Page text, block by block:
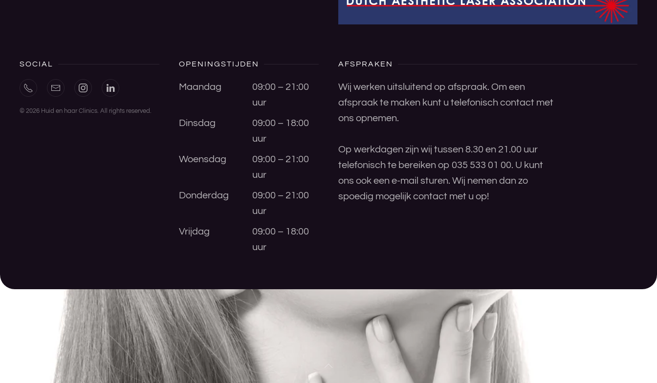
SOCIAL
© 2026 Huid en haar Clinics. All rights reserved.
OPENINGSTIJDEN
Maandag
09:00 – 21:00
uur
Dinsdag
09:00 – 18:00
uur
Woensdag
09:00 – 21:00
uur
Donderdag
09:00 – 21:00
uur
Vrijdag
09:00 – 18:00
uur
AFSPRAKEN
Wij werken uitsluitend op afspraak. Om een
afspraak te maken kunt u telefonisch contact met
ons opnemen.
Op werkdagen zijn wij tussen 8.30 en 21.00 uur
telefonisch te bereiken op 035 533 01 00. U kunt
ons ook een e-mail sturen. Wij nemen dan zo
spoedig mogelijk contact met u op!